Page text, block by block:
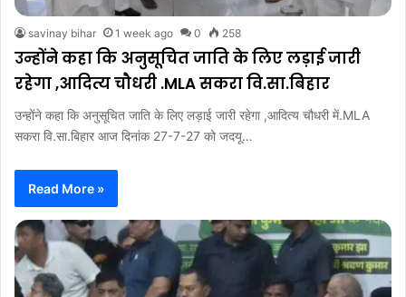
savinay bihar 1 week ago 0 258
उन्होंने कहा कि अनुसूचित जाति के लिए लड़ाई जारी
रहेगा ,आदित्य चौधरी .MLA सकरा वि.सा.बिहार
उन्होंने कहा कि अनुसूचित जाति के लिए लड़ाई जारी रहेगा ,आदित्य चौधरी में.MLA
सकरा वि.सा.बिहार आज दिनांक 27-7-27 को जदयू…
Read More »